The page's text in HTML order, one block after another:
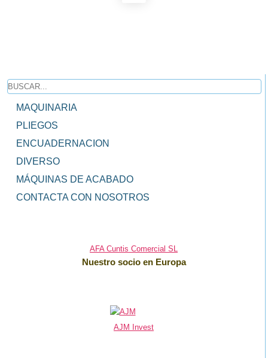
MAQUINARIA
PLIEGOS
ENCUADERNACION
DIVERSO
MÁQUINAS DE ACABADO
CONTACTA CON NOSOTROS
AFA Cuntis Comercial SL
Nuestro socio en Europa
AJM Invest